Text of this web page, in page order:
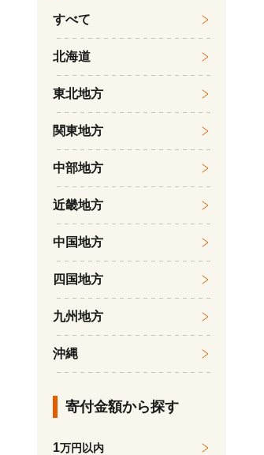
すべて
北海道
東北地方
関東地方
中部地方
近畿地方
中国地方
四国地方
九州地方
沖縄
寄付金額から探す
1万円以内